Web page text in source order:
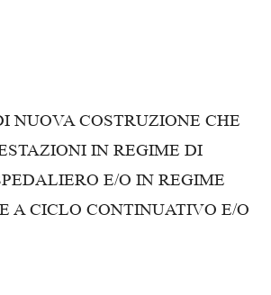
NUOVA COSTRUZIONE CHE
IN REGIME DI
E/O IN REGIME
A CICLO CONTINUATIVO E/O